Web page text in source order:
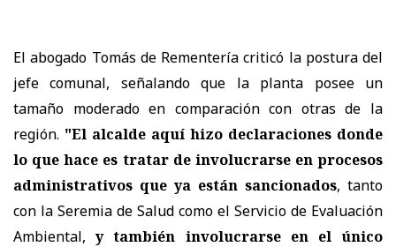
El abogado Tomás de Rementería criticó la postura del
jefe comunal, señalando que la planta posee un
tamaño moderado en comparación con otras de la
región. "El alcalde aquí hizo declaraciones donde
lo que hace es tratar de involucrarse en procesos
administrativos que ya están sancionados, tanto
con la Seremia de Salud como el Servicio de Evaluación
Ambiental, y también involucrarse en el único